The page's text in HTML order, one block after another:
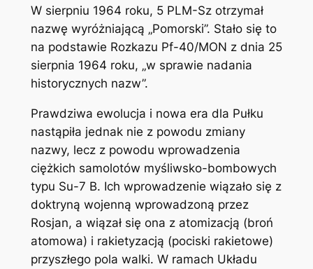
W sierpniu 1964 roku, 5 PLM-Sz otrzymał
nazwę wyróżniającą „Pomorski”. Stało się to
na podstawie Rozkazu Pf-40/MON z dnia 25
sierpnia 1964 roku, „w sprawie nadania
historycznych nazw”.
Prawdziwa ewolucja i nowa era dla Pułku
nastąpiła jednak nie z powodu zmiany
nazwy, lecz z powodu wprowadzenia
ciężkich samolotów myśliwsko-bombowych
typu Su-7 B. Ich wprowadzenie wiązało się z
doktryną wojenną wprowadzoną przez
Rosjan, a wiązał się ona z atomizacją (broń
atomowa) i rakietyzacją (pociski rakietowe)
przyszłego pola walki. W ramach Układu